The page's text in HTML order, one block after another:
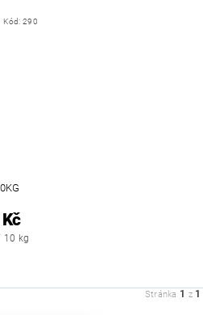
Kód:290
10 kg
Stránka 1 z 1